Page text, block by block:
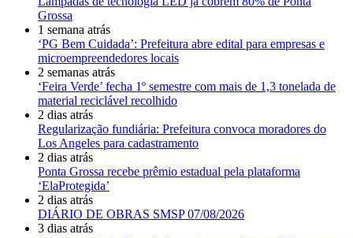
Grossa
1 semana atrás
‘PG Bem Cuidada’: Prefeitura abre edital para empresas e
microempreendedores locais
2 semanas atrás
‘Feira Verde’ fecha 1º semestre com mais de 1,3 tonelada de
material reciclável recolhido
2 dias atrás
Regularização fundiária: Prefeitura convoca moradores do
Los Angeles para cadastramento
2 dias atrás
Ponta Grossa recebe prêmio estadual pela plataforma
‘ElaProtegida’
2 dias atrás
DIÁRIO DE OBRAS SMSP 07/08/2026
3 dias atrás